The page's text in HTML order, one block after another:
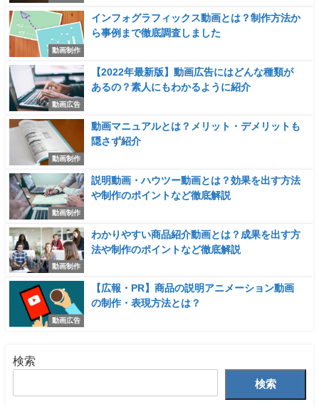
動画制作
インフォグラフィックス動画とは？制作方法か
ら事例まで徹底調査しました
動画広告
【2022年最新版】動画広告にはどんな種類が
あるの？素人にもわかるように紹介
動画制作
動画マニュアルとは？メリット・デメリットも
隠さず紹介
動画制作
説明動画・ハウツー動画とは？効果を出す方法
や制作のポイントなど徹底解説
動画制作
わかりやすい商品紹介動画とは？成果を出す方
法や制作のポイントなど徹底解説
動画広告
【広報・PR】商品の説明アニメーション動画
の制作・表現方法とは？
検索
検索